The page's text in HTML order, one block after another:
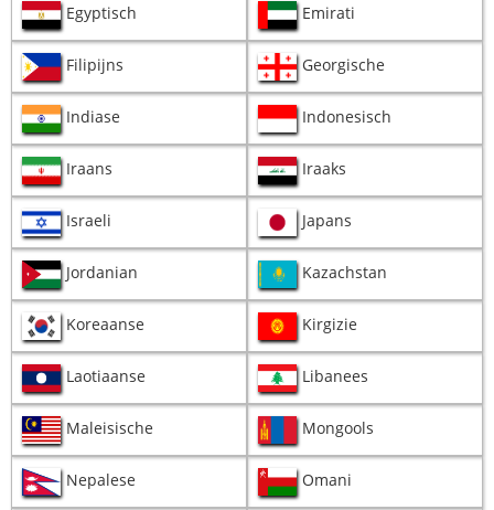
Egyptisch Emirati
Filipijns Georgische
Indiase Indonesisch
Iraans Iraaks
Israeli Japans
Jordanian Kazachstan
Koreaanse Kirgizie
Laotiaanse Libanees
Maleisische Mongools
Nepalese Omani